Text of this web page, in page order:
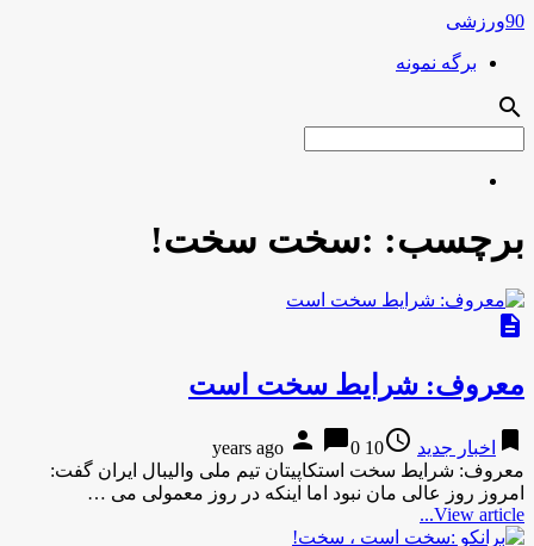
90ورزشی
برگه نمونه
search
برچسب: :سخت سخت!
description
معروف: شرایط سخت است
bookmark اخبار جدید access_time
10 years ago
person chat_bubble0
معروف: شرایط سخت استکاپیتان تیم ملی والیبال ایران گفت:
امروز روز عالی مان نبود اما اینکه در روز معمولی می …
View article...